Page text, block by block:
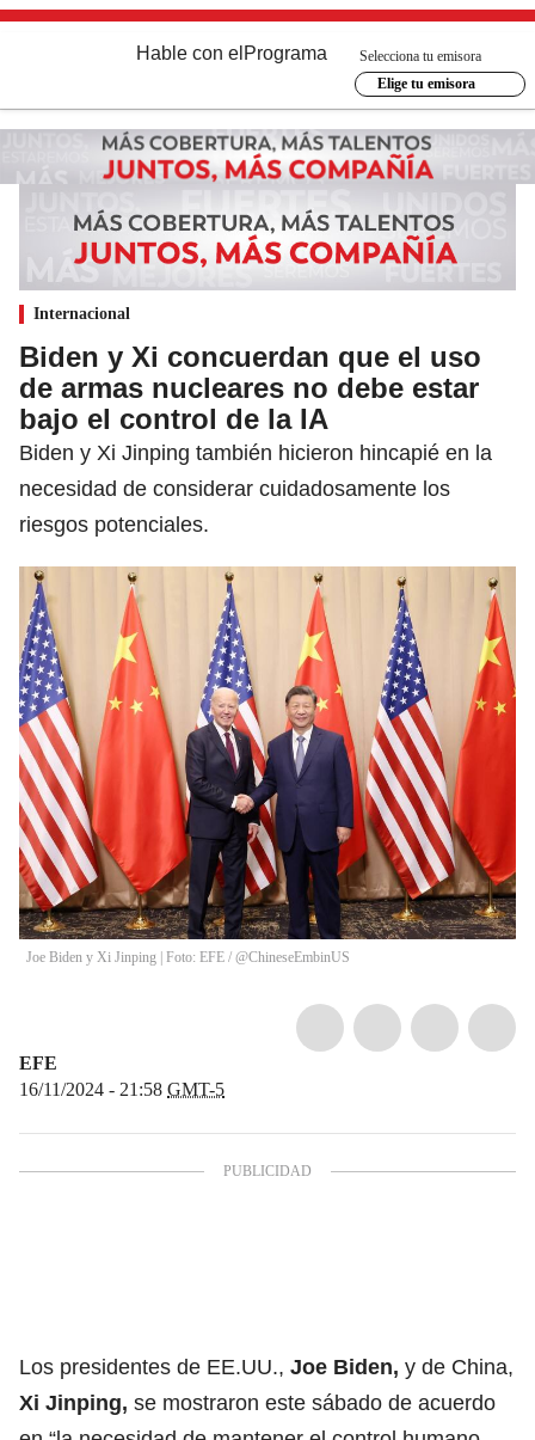
Hable con el Programa
Selecciona tu emisora
Elige tu emisora
Internacional
Biden y Xi concuerdan que el uso
de armas nucleares no debe estar
bajo el control de la IA
Biden y Xi Jinping también hicieron hincapié en la
necesidad de considerar cuidadosamente los
riesgos potenciales.
Joe Biden y Xi Jinping | Foto: EFE / @ChineseEmbinUS
EFE
16/11/2024 - 21:58 GMT-5
Los presidentes de EE.UU., Joe Biden, y de China,
Xi Jinping, se mostraron este sábado de acuerdo